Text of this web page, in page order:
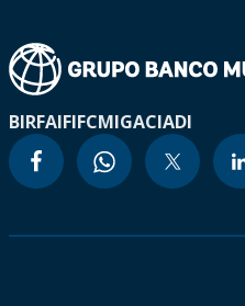
BIRFAIFIFCMIGACIADI